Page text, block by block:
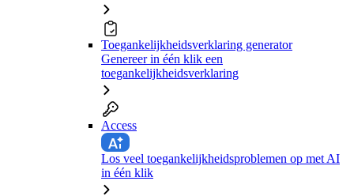
Toegankelijkheidsverklaring generator
Genereer in één klik een
toegankelijkheidsverklaring
Access
Los veel toegankelijkheidsproblemen op met AI
in één klik